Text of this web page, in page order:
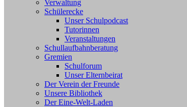
Verwaltung
Schülerecke
Unser Schulpodcast
Tutorinnen
Veranstaltungen
Schullaufbahnberatung
Gremien
Schulforum
Unser Elternbeirat
Der Verein der Freunde
Unsere Bibliothek
Der Eine-Welt-Laden